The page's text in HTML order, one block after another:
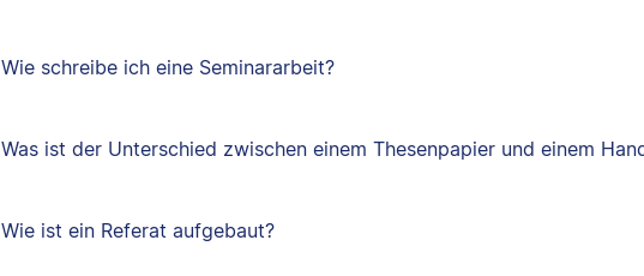
Wie schreibe ich eine Seminararbeit?
Was ist der Unterschied zwischen einem Thesenpapier und einem
Wie ist ein Referat aufgebaut?